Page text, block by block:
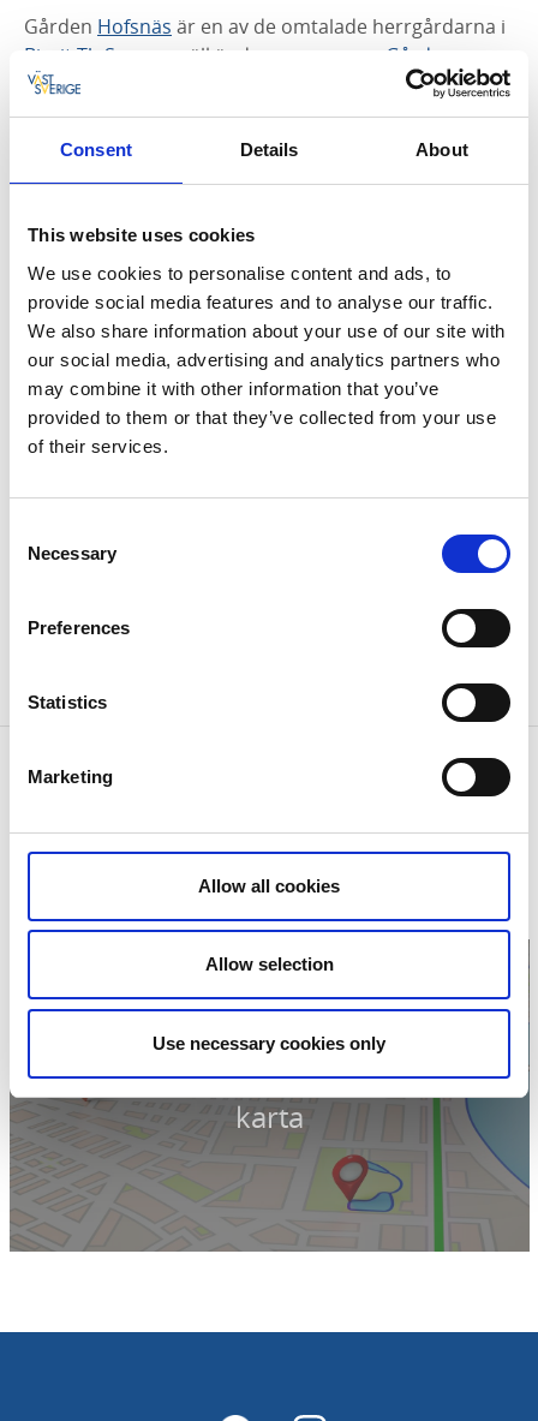
Consent Details About
This website uses cookies
We use cookies to personalise content and ads, to
provide social media features and to analyse our traffic.
We also share information about your use of our site with
our social media, advertising and analytics partners who
may combine it with other information that you’ve
provided to them or that they’ve collected from your use
of their services.
Selection
Necessary
Preferences
Statistics
Marketing
Allow all cookies
Allow selection
Use necessary cookies only
Gården Hofsnäs är en av de omtalade herrgårdarna i
Birgit Th Sparres
välkända romaner om Gårdarna
runt sjön
. Huset är efter en brand återuppbyggt i
stort sett efter de gamla ritningarna. Gården är en av
de äldsta i området och omtalas redan 1526.
Platserna avsedda för husbilar är på herrgårdens
stora parkering. Det erbjuds en plan fast mark att
ställa upp bilen på och på området finns det toaletter.
Sommartid finns vattenpost på närmaste byggnads
södra gavel, för påfyllnad. Soptunna finns. Inne i
herrgården finns café och restaurang, en gårdsbutik
erbjuder lokala delikatesser och området runt
herrgården har en mycket vacker natur med
omkring är också populära fiskevatten och fiskekort
Att övernatta med sin husbil kostar från 100kr och
Kontaktinformation
Telefon:0325 403 21
Klicka för att visa
karta